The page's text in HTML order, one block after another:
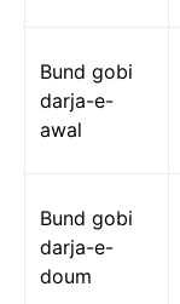
Bund gobi
darja-e-
awal
Bund gobi
darja-e-
doum